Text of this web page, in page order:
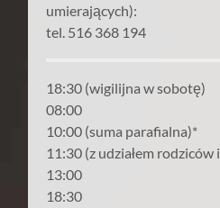
umierających):
tel. 516 368 194
18:30 (wigilijna w sobotę)
08:00
10:00 (suma parafialna)*
11:30 (z udziałem rodziców
13:00
18:30